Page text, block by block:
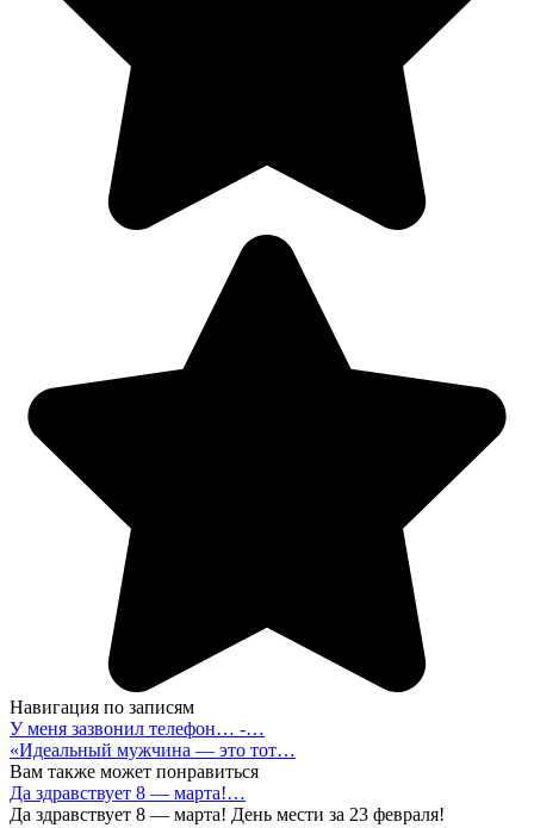
Навигация по записям
У меня зазвонил телефон… -…
«Идеальный мужчина — это тот…
Вам также может понравиться
Да здравствует 8 — марта!…
Да здравствует 8 — марта! День мести за 23 февраля!